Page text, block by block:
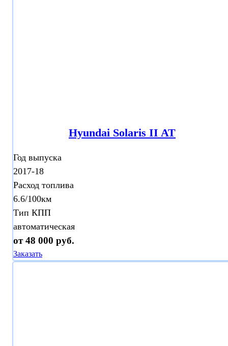
Hyundai Solaris II AT
Год выпуска
2017-18
Расход топлива
6.6/100км
Тип КПП
автоматическая
от 48 000 руб.
Заказать